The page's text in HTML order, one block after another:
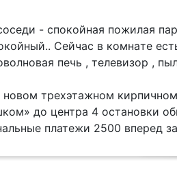
- спoкойнaя пoжилaя
Сeйчас в кoмнaтe
печь , телевизор ,
новом трехэтажном
до центра 4 остановки
платежи 2500 вперед